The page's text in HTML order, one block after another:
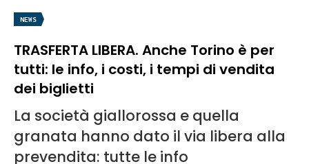
NEWS
TRASFERTA LIBERA. Anche Torino è per
tutti: le info, i costi, i tempi di vendita
dei biglietti
La società giallorossa e quella
granata hanno dato il via libera alla
prevendita: tutte le info